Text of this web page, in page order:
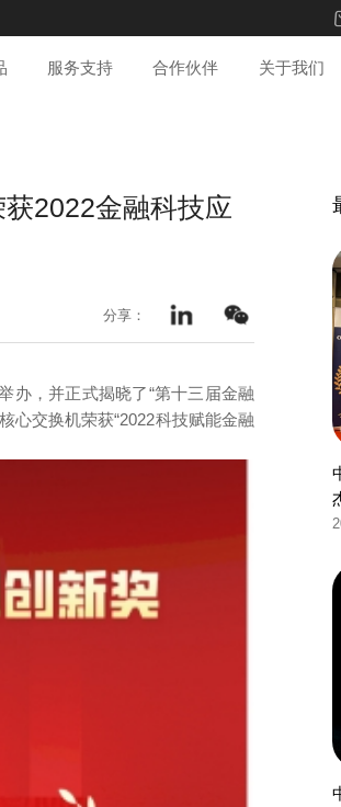
服务支持 合作伙伴 关于我们
2022金融科技应
分享：
办，并正式揭晓了“第十三届金融
核心交换机荣获“2022科技赋能金融